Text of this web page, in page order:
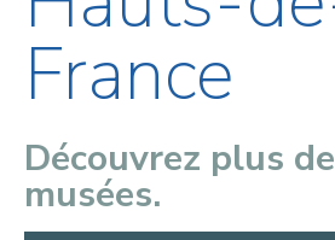
France
Découvrez plus
musées.